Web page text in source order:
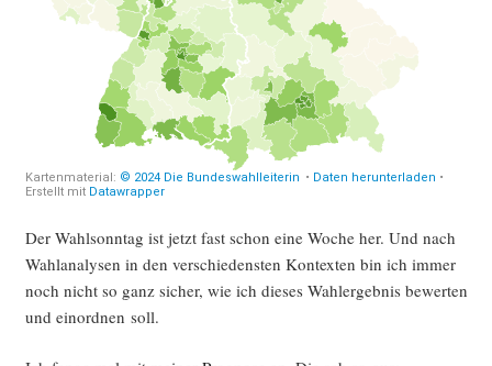
Der Wahl­sonn­tag ist jetzt fast schon eine Woche her. Und nach
Wahl­ana­ly­sen in den ver­schie­dens­ten Kon­tex­ten bin ich immer
noch nicht so ganz sicher, wie ich die­ses Wahl­er­geb­nis bewer­ten
und ein­ord­nen soll.